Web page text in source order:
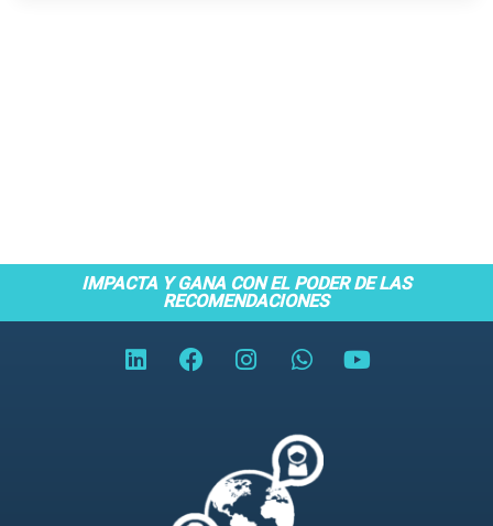
IMPACTA Y GANA CON EL PODER DE LAS
RECOMENDACIONES